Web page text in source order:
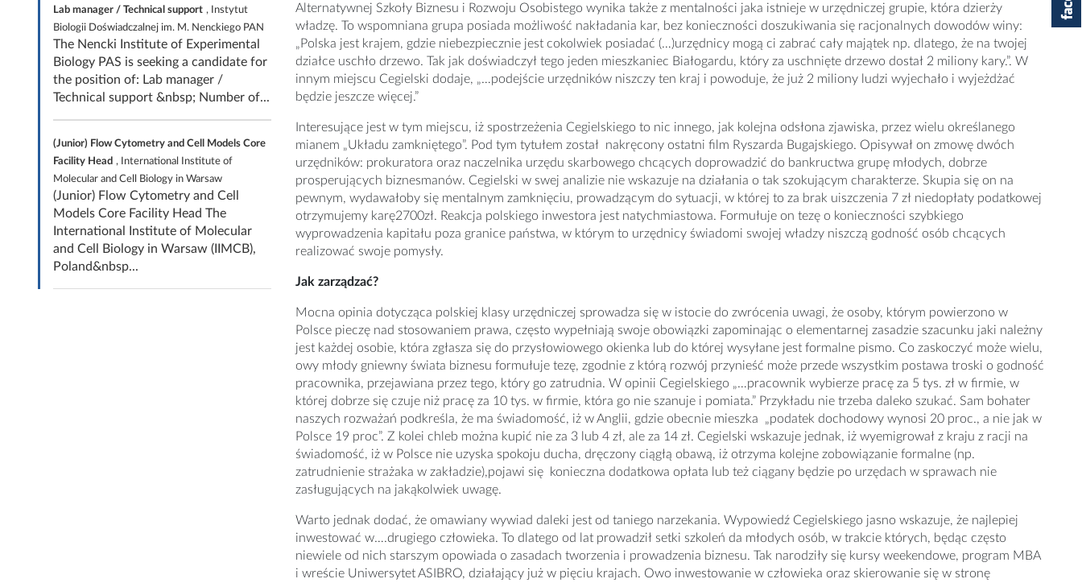
Lab manager / Technical support , Instytut
Biologii Doświadczalnej im. M. Nenckiego PAN
The Nencki Institute of Experimental
Biology PAS is seeking a candidate for
the position of: Lab manager /
Technical support &nbsp; Number of...
(Junior) Flow Cytometry and Cell Models Core
Facility Head , International Institute of
Molecular and Cell Biology in Warsaw
(Junior) Flow Cytometry and Cell
Models Core Facility Head The
International Institute of Molecular
and Cell Biology in Warsaw (IIMCB),
Poland&nbsp...
Alternatywnej Szkoły Biznesu i Rozwoju Osobistego wynika także z mentalności jaka istnieje w urzędniczej grupie, która dzierży
władzę. To wspomniana grupa posiada możliwość nakładania kar, bez konieczności doszukiwania się racjonalnych dowodów winy:
„Polska jest krajem, gdzie niebezpiecznie jest cokolwiek posiadać (…)urzędnicy mogą ci zabrać cały majątek np. dlatego, że na twojej
działce uschło drzewo. Tak jak doświadczył tego jeden mieszkaniec Białogardu, który za uschnięte drzewo dostał 2 miliony kary.”. W
innym miejscu Cegielski dodaje, „…podejście urzędników niszczy ten kraj i powoduje, że już 2 miliony ludzi wyjechało i wyjeżdżać
będzie jeszcze więcej.”
Interesujące jest w tym miejscu, iż spostrzeżenia Cegielskiego to nic innego, jak kolejna odsłona zjawiska, przez wielu określanego
mianem „Układu zamkniętego”. Pod tym tytułem został nakręcony ostatni film Ryszarda Bugajskiego. Opisywał on zmowę dwóch
urzędników: prokuratora oraz naczelnika urzędu skarbowego chcących doprowadzić do bankructwa grupę młodych, dobrze
prosperujących biznesmanów. Cegielski w swej analizie nie wskazuje na działania o tak szokującym charakterze. Skupia się on na
pewnym, wydawałoby się mentalnym zamknięciu, prowadzącym do sytuacji, w której to za brak uiszczenia 7 zł niedopłaty podatkowej
otrzymujemy karę2700zł. Reakcja polskiego inwestora jest natychmiastowa. Formułuje on tezę o konieczności szybkiego
wyprowadzenia kapitału poza granice państwa, w którym to urzędnicy świadomi swojej władzy niszczą godność osób chcących
realizować swoje pomysły.
Jak zarządzać?
Mocna opinia dotycząca polskiej klasy urzędniczej sprowadza się w istocie do zwrócenia uwagi, że osoby, którym powierzono w
Polsce pieczę nad stosowaniem prawa, często wypełniają swoje obowiązki zapominając o elementarnej zasadzie szacunku jaki należny
jest każdej osobie, która zgłasza się do przysłowiowego okienka lub do której wysyłane jest formalne pismo. Co zaskoczyć może wielu,
owy młody gniewny świata biznesu formułuje tezę, zgodnie z którą rozwój przynieść może przede wszystkim postawa troski o godność
pracownika, przejawiana przez tego, który go zatrudnia. W opinii Cegielskiego „…pracownik wybierze pracę za 5 tys. zł w firmie, w
której dobrze się czuje niż pracę za 10 tys. w firmie, która go nie szanuje i pomiata.” Przykładu nie trzeba daleko szukać. Sam bohater
naszych rozważań podkreśla, że ma świadomość, iż w Anglii, gdzie obecnie mieszka „podatek dochodowy wynosi 20 proc., a nie jak w
Polsce 19 proc”. Z kolei chleb można kupić nie za 3 lub 4 zł, ale za 14 zł. Cegielski wskazuje jednak, iż wyemigrował z kraju z racji na
świadomość, iż w Polsce nie uzyska spokoju ducha, dręczony ciągłą obawą, iż otrzyma kolejne zobowiązanie formalne (np.
zatrudnienie strażaka w zakładzie),pojawi się konieczna dodatkowa opłata lub też ciągany będzie po urzędach w sprawach nie
zasługujących na jakąkolwiek uwagę.
Warto jednak dodać, że omawiany wywiad daleki jest od taniego narzekania. Wypowiedź Cegielskiego jasno wskazuje, że najlepiej
inwestować w….drugiego człowieka. To dlatego od lat prowadził setki szkoleń da młodych osób, w trakcie których, będąc często
niewiele od nich starszym opowiada o zasadach tworzenia i prowadzenia biznesu. Tak narodziły się kursy weekendowe, program MBA
i wreście Uniwersytet ASIBRO, działający już w pięciu krajach. Owo inwestowanie w człowieka oraz skierowanie się w stronę